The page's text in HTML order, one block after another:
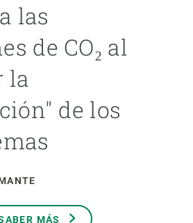
las
de CO₂ al
la
de los
MÁS